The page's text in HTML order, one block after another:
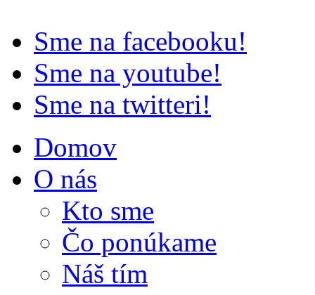
Sme na facebooku!
Sme na youtube!
Sme na twitteri!
Domov
O nás
Kto sme
Čo ponúkame
Náš tím